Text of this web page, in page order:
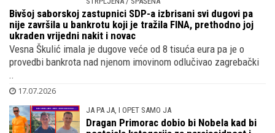
Bivšoj saborskoj zastupnici SDP-a
izbrisani svi dugovi pa nije završila u
bankrotu koji je tražila FINA, prethodno
joj ukraden vrijedni nakit i novac
Vesna Škulić imala je dugove veće od 8 tisuća eura pa je o
..
JA PA JA, I OPET SAMO JA